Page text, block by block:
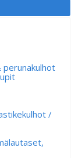
perunakulhot
/